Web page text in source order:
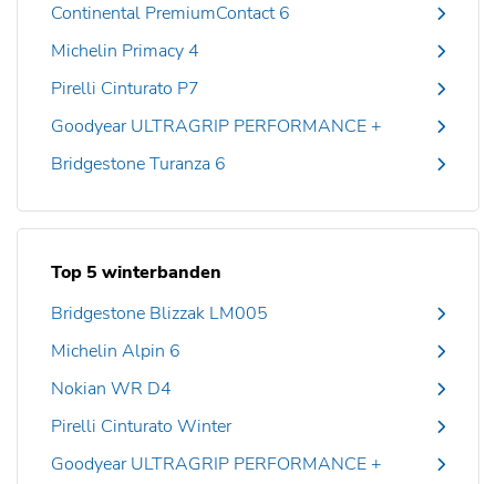
Continental PremiumContact 6
Michelin Primacy 4
Pirelli Cinturato P7
Goodyear ULTRAGRIP PERFORMANCE +
Bridgestone Turanza 6
Top 5 winterbanden
Bridgestone Blizzak LM005
Michelin Alpin 6
Nokian WR D4
Pirelli Cinturato Winter
Goodyear ULTRAGRIP PERFORMANCE +